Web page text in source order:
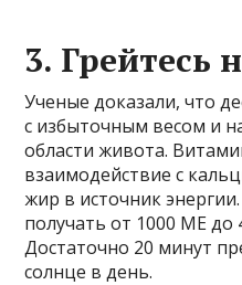
3. Грейтесь
Ученые доказали, что
с избыточным весом и
области живота.
взаимодействие с
жир в источник
получать от 1000 МЕ до
Достаточно 20 минут
солнце в день.